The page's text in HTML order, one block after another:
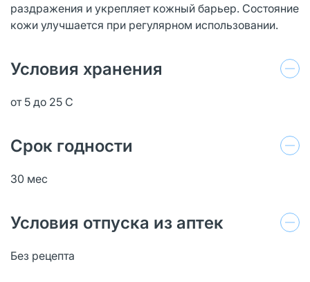
раздражения и укрепляет кожный барьер. Состояние
кожи улучшается при регулярном использовании.
Условия хранения
от 5 до 25 С
Срок годности
30 мес
Условия отпуска из аптек
Без рецепта